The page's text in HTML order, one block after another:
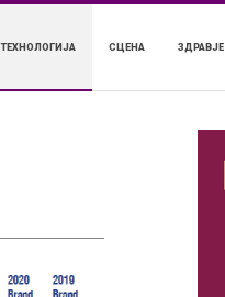
ТЕХНОЛОГИЈА СЦЕНА ЗДРАВЈЕ